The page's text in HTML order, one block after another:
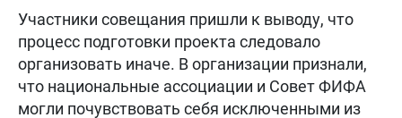
Участники совещания пришли к выводу, что
процесс подготовки проекта следовало
организовать иначе. В организации признали,
что национальные ассоциации и Совет ФИФА
могли почувствовать себя исключенными из